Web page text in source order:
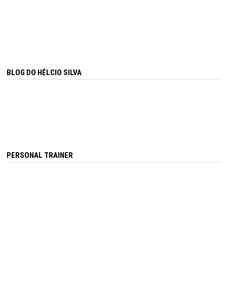
BLOG DO HÉLCIO SILVA
PERSONAL TRAINER